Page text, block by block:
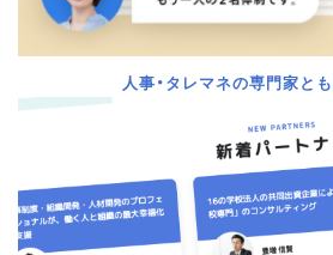
人事・タレマネの専門家とも